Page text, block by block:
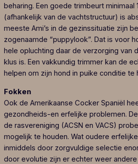
beharing. Een goede trimbeurt minimaal
(afhankelijk van de vachtstructuur) is
meeste Ami’s in de gezinssituatie zijn
zogenaamde “puppylook”. Dat is voor
hele opluchting daar de verzorging van
klus is. Een vakkundig trimmer kan de
helpen om zijn hond in puike conditie te
Fokken
Ook de Amerikaanse Cocker Spaniël
gezondheids-en erfelijke problemen.
de rasvereniging (ACSN en VACS)
mogelijk te houden. Wat oudere
inmiddels door zorgvuldige selectie
door evolutie zijn er echter weer